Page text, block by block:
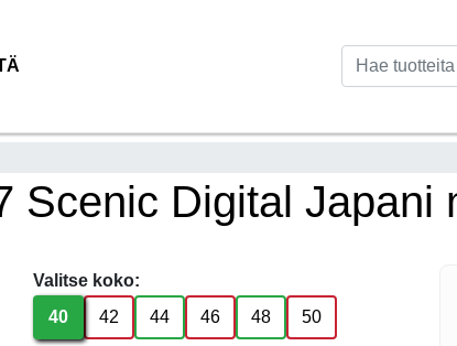
Scenic Digital Japani
Valitse koko:
40
42 44 46 48 50